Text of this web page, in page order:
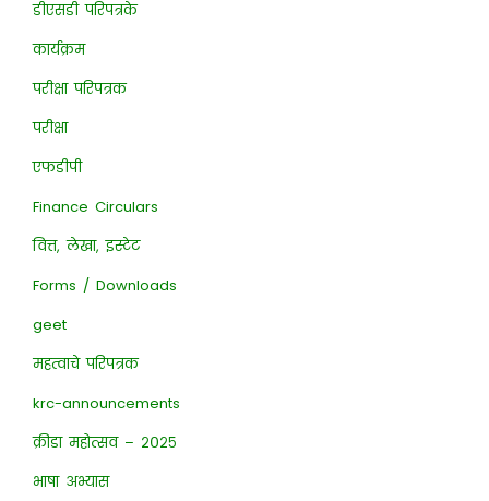
डीएसडी परिपत्रके
कार्यक्रम
परीक्षा परिपत्रक
परीक्षा
एफडीपी
Finance Circulars
वित्त, लेखा, इस्टेट
Forms / Downloads
geet
महत्वाचे परिपत्रक
krc-announcements
क्रीडा महोत्सव – २०२५
भाषा अभ्यास